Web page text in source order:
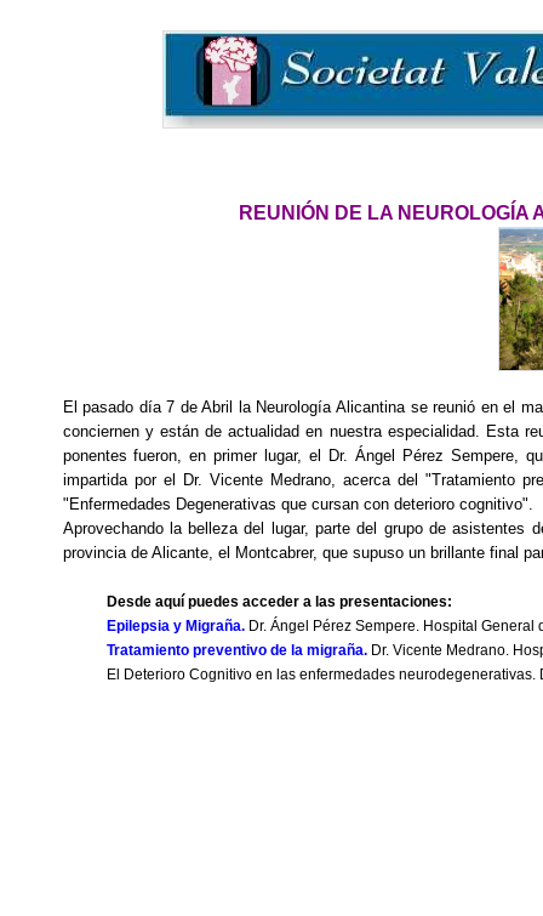
REUNIÓN DE LA NEUROLOGÍA
El pasado día 7 de Abril la Neurología Alicantina se reunió en el
conciernen y están de actualidad en nuestra especialidad. Esta
ponentes fueron, en primer lugar, el Dr. Ángel Pérez Sempere,
impartida por el Dr. Vicente Medrano, acerca del "Tratamiento
"Enfermedades Degenerativas que cursan con deterioro cognitivo".
Aprovechando la belleza del lugar, parte del grupo de
provincia de Alicante, el Montcabrer, que supuso un brillante final
Desde aquí puedes acceder a las presentaciones:
Epilepsia y Migraña.Dr. Ángel Pérez Sempere. Hospital General
Tratamiento preventivo de la migraña.Dr. Vicente Medrano.
El Deterioro Cognitivo en las enfermedades neurodegenerativas.